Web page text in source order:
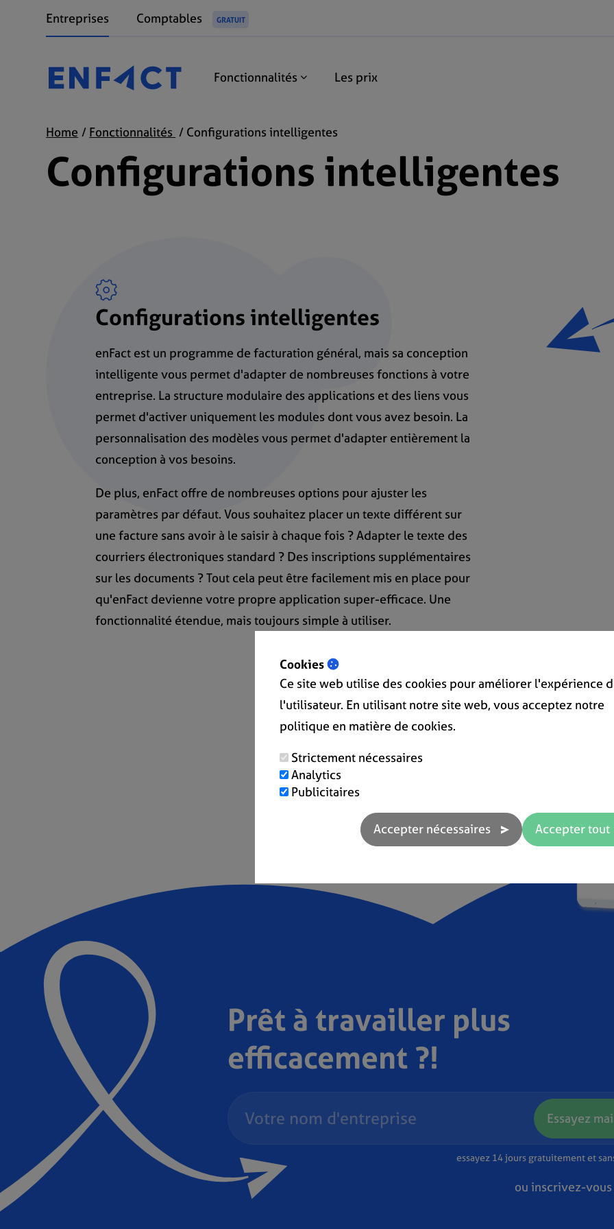
Entreprises Comptables GRATUIT
Fonctionnalités Les prix
Home Fonctionnalités Configurations intelligentes
Configurations intelligentes
Configurations intelligentes
enFact est un programme de facturation général, mais sa conception
intelligente vous permet d'adapter de nombreuses fonctions à votre
entreprise. La structure modulaire des applications et des liens vous
permet d'activer uniquement les modules dont vous avez besoin. La
personnalisation des modèles vous permet d'adapter entièrement la
conception à vos besoins.
De plus, enFact offre de nombreuses options pour ajuster les
paramètres par défaut. Vous souhaitez placer un texte différent sur
une facture sans avoir à le saisir à chaque fois ? Adapter le texte des
courriers électroniques standard ? Des inscriptions supplémentaires
sur les documents ? Tout cela peut être facilement mis en place pour
qu'enFact devienne votre propre application super-efficace. Une
fonctionnalité étendue, mais toujours simple à utiliser.
« Retour à l'aperçu
Prêt à travailler plus
efficacement ?!
Essayez
essayez 14 jours gratuitement et
ou inscrivez-
Cookies
Ce site web utilise des cookies pour améliorer l'expérience
l'utilisateur. En utilisant notre site web, vous acceptez notre
politique en matière de cookies.
Strictement nécessaires
Analytics
Publicitaires